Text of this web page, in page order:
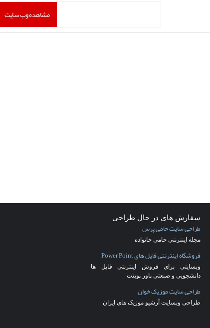
http://ahsohrabi.com/
مشاهده وب سایت
سفارش های در حال طراحی
طراحی سایت حامی پرس
مجله اینترنتی حامی خانواده
فروشگاه اینترنتی فایل های Power Point
وبسایتی برای فروش اینترنتی فایل ها
دانشجویی و صنعتی پاور پوینت
طراحی سایت موزیک خوان
طراحی وبسایت آرشیو موزیک های ایران
-